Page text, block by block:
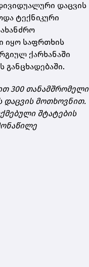
დაცვის
ტექნიკური
იყო საფრთხის
ქარხანაში
განცხადებაში.
300 თანამშრომელი
დაცვის მოთხოვნით.
შტატების